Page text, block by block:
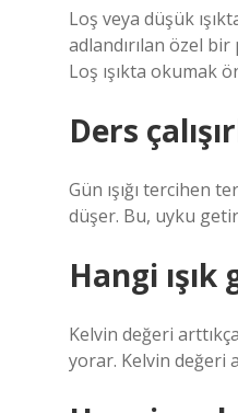
Loş veya düşük
adlandırılan özel
Loş ışıkta okumak
Ders
Gün ışığı tercihen
düşer. Bu, uyku
Hangi
Kelvin değeri
yorar. Kelvin değeri